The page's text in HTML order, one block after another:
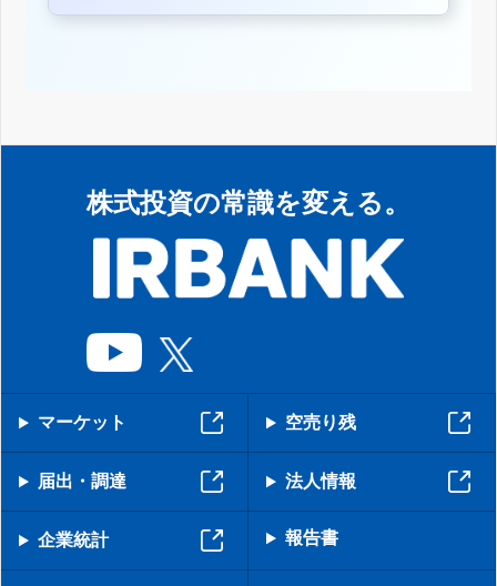
株式投資の常識を変える。
マーケット 空売り残
届出・調達 法人情報
企業統計 報告書